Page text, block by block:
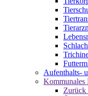
Aufenthalts-
Kommunales
Zurück